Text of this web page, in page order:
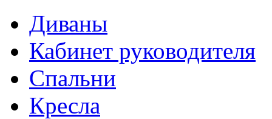
Диваны
Кабинет руководителя
Спальни
Кресла